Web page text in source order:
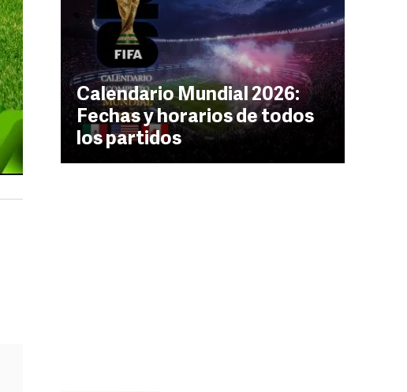
Calendario Mundial 2026:
Fechas y horarios de todos
los partidos